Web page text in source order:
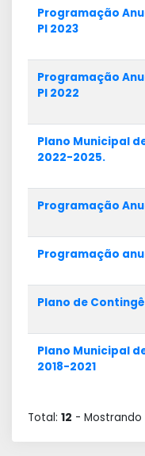
Programação
PI 2023
Programação
PI 2022
Plano Municipal
2022-2025.
Programação
Programação
Plano de
Plano Municipal
2018-2021
Total: 12 - Mostrando